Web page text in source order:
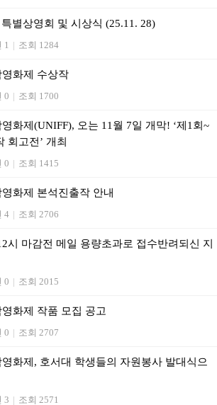
별상영회 및 시상식 (25.11. 28)
1 | 조회 1284
화제 수상작
0 | 조회 1700
화제(UNIFF), 오는 11월 7일 개막! ‘제1회~
회고전’ 개최
0 | 조회 1415
화제 본석진출작 안내
4 | 조회 2706
시 마감전 메일 용량초과로 접수반려되신 지
0 | 조회 2015
화제 작품 모집 공고
0 | 조회 2707
화제, 호서대 학생들의 자원봉사 발대식으
3 | 조회 2571